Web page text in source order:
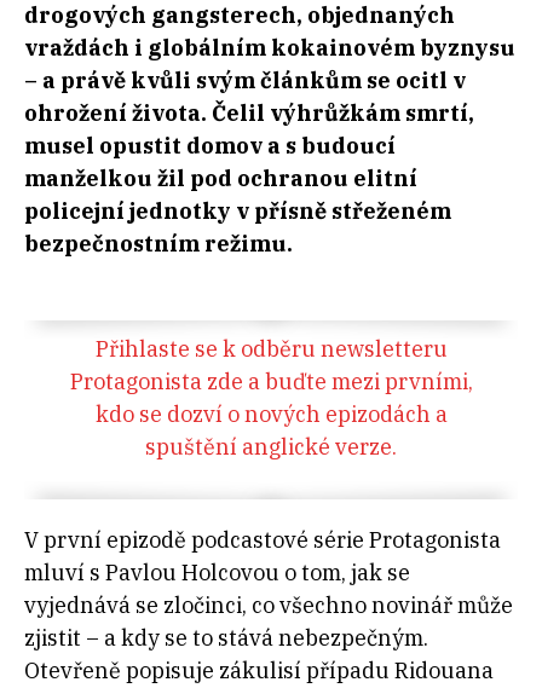
drogových gangsterech, objednaných
vraždách i globálním kokainovém byznysu
– a právě kvůli svým článkům se ocitl v
ohrožení života. Čelil výhrůžkám smrtí,
musel opustit domov a s budoucí
manželkou žil pod ochranou elitní
policejní jednotky v přísně střeženém
bezpečnostním režimu.
Přihlaste se k odběru newsletteru
Protagonista zde a buďte mezi prvními,
kdo se dozví o nových epizodách a
spuštění anglické verze.
V první epizodě podcastové série Protagonista
mluví s Pavlou Holcovou o tom, jak se
vyjednává se zločinci, co všechno novinář může
zjistit – a kdy se to stává nebezpečným.
Otevřeně popisuje zákulisí případu Ridouana